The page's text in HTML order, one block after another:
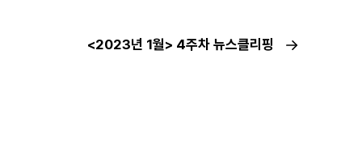
<2023년 1월> 4주차 뉴스클리핑